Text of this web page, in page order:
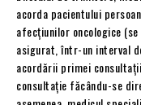
acorda pacientului
afecțiunilor oncologice
asigurat, într-un interval
acordării primei
consultație făcându-se